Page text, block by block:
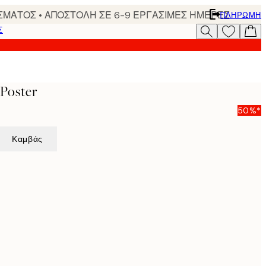
• ΑΠΟΣΤΟΛΗ ΣΕ 6-9 ΕΡΓΑΣΙΜΕΣ ΗΜΕΡΕΣΠΛΗΡΩΜΉ
50%*
Καμβάς